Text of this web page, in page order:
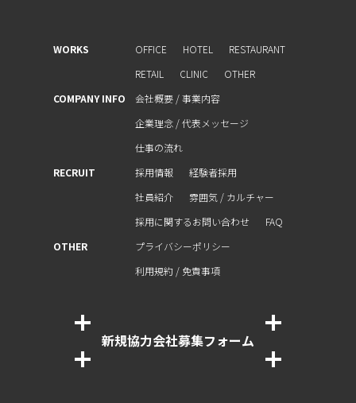
WORKS OFFICE HOTEL
RESTAURANT
RETAIL
CLINIC
OTHER
COMPANY INFO
会社概要 / 事業内容
企業理念 / 代表メッセージ
仕事の流れ
RECRUIT
採用情報
経験者採⽤
社員紹介
雰囲気 / カルチャー
採⽤に関するお問い合わせ
FAQ
OTHER
プライバシーポリシー
利⽤規約 / 免責事項
新規協⼒会社募集フォーム